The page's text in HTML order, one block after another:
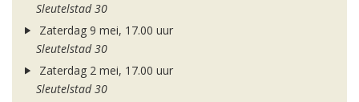
Sleutelstad 30
Zaterdag 9 mei, 17.00 uur
Sleutelstad 30
Zaterdag 2 mei, 17.00 uur
Sleutelstad 30